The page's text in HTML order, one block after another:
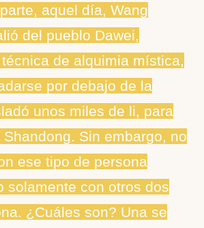
aquel día, Wang
del pueblo Dawei,
de alquimia mística,
por debajo de la
unos miles de li, para
Sin embargo, no
ese tipo de persona
solamente con otros dos
¿Cuáles son? Una se